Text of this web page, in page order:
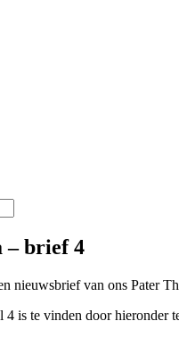
– brief 4
nieuwsbrief van ons Pater
is te vinden door hieronder